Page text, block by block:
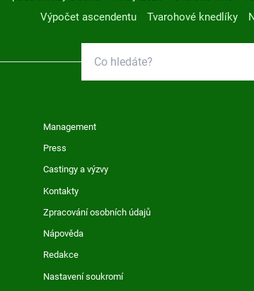
Výpočet ascendentu
Tvarohové knedlíky
Management
Press
Castingy a výzvy
Kontakty
Zpracování osobních údajů
Nápověda
Redakce
Nastavení soukromí